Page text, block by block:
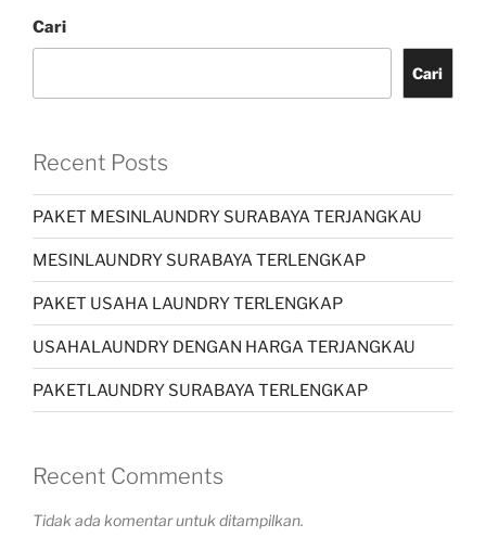
Cari
Cari
Recent Posts
PAKET MESINLAUNDRY SURABAYA TERJANGKAU
MESINLAUNDRY SURABAYA TERLENGKAP
PAKET USAHA LAUNDRY TERLENGKAP
USAHALAUNDRY DENGAN HARGA TERJANGKAU
PAKETLAUNDRY SURABAYA TERLENGKAP
Recent Comments
Tidak ada komentar untuk ditampilkan.